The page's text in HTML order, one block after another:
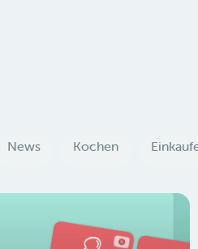
News Kochen